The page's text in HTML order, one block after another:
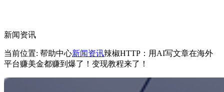
新闻资讯
当前位置: 帮助中心新闻资讯辣椒HTTP：用AI写文章在海外
平台赚美金都赚到爆了！变现教程来了！